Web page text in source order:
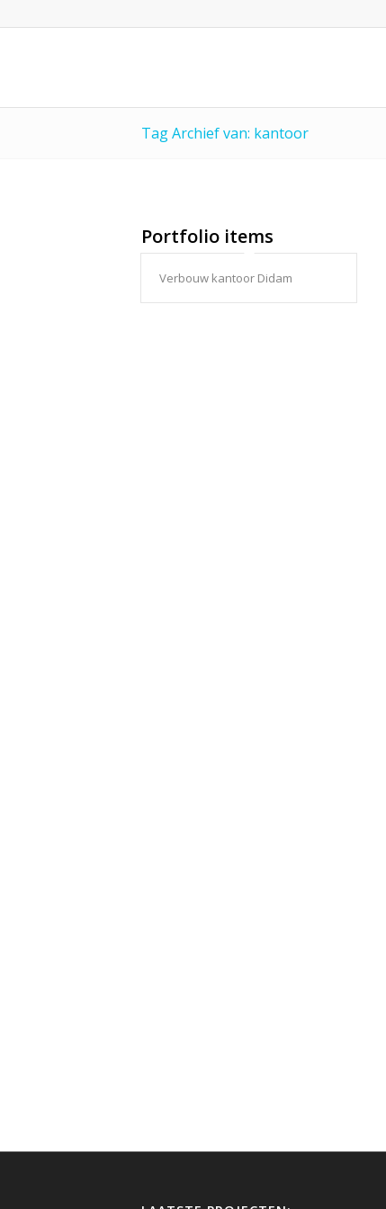
Tag Archief van: kantoor
Portfolio items
Verbouw kantoor Didam